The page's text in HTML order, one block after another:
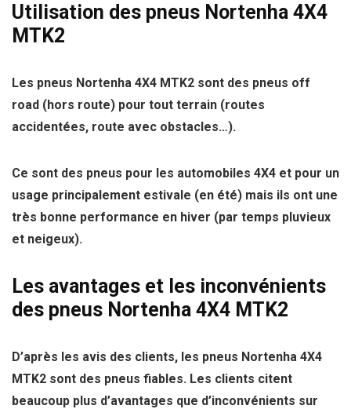
Utilisation des pneus Nortenha 4X4
MTK2
Les pneus Nortenha 4X4 MTK2 sont des pneus off
road (hors route) pour tout terrain (routes
accidentées, route avec obstacles…).
Ce sont des pneus pour les automobiles 4X4 et pour un
usage principalement estivale (en été) mais ils ont une
très bonne performance en hiver (par temps pluvieux
et neigeux).
Les avantages et les inconvénients
des pneus Nortenha 4X4 MTK2
D’après les avis des clients, les pneus Nortenha 4X4
MTK2 sont des pneus fiables. Les clients citent
beaucoup plus d’avantages que d’inconvénients sur